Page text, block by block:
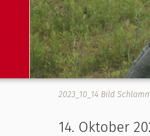
2023_10_14 Bild
14. Oktober